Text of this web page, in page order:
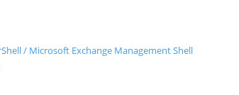
/ Microsoft Exchange Management Shell